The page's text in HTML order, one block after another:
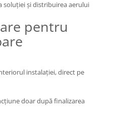
soluției și distribuirea aerului
pentru
instalației, direct pe
doar după finalizarea